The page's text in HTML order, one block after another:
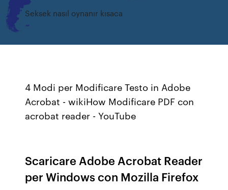
Seksek nasıl oynanır kısaca
4 Modi per Modificare Testo in Adobe
Acrobat - wikiHow Modificare PDF con
acrobat reader - YouTube
Scaricare Adobe Acrobat Reader
per Windows con Mozilla Firefox